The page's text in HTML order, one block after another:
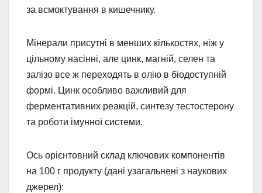
за всмоктування в кишечнику.
Мінерали присутні в менших кількостях, ніж у
цільному насінні, але цинк, магній, селен та
залізо все ж переходять в олію в біодоступній
формі. Цинк особливо важливий для
ферментативних реакцій, синтезу тестостерону
та роботи імунної системи.
Ось орієнтовний склад ключових компонентів
на 100 г продукту (дані узагальнені з наукових
джерел):